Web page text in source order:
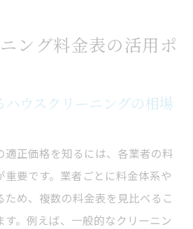
ング料金表の活用ポ
ウスクリーニングの相場
適正価格を知るには、各業者の料
要です。業者ごとに料金体系や
ため、複数の料金表を見比べるこ
す。例えば、一般的なクリーニン